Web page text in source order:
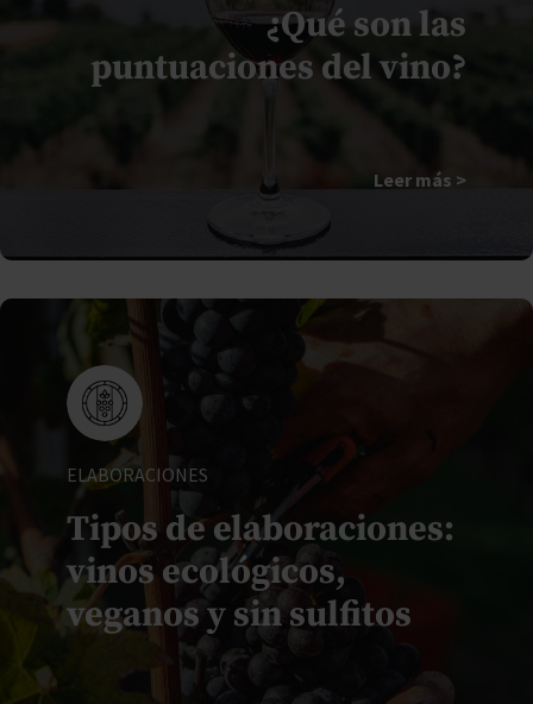
¿Qué son las
puntuaciones del vino?
Leer más >
ELABORACIONES
Tipos de elaboraciones:
vinos ecológicos,
veganos y sin sulfitos